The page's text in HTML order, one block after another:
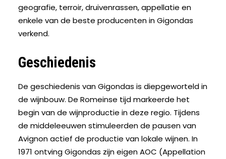
geografie, terroir, druivenrassen, appellatie en
enkele van de beste producenten in Gigondas
verkend.
Geschiedenis
De geschiedenis van Gigondas is diepgeworteld in
de wijnbouw. De Romeinse tijd markeerde het
begin van de wijnproductie in deze regio. Tijdens
de middeleeuwen stimuleerden de pausen van
Avignon actief de productie van lokale wijnen. In
1971 ontving Gigondas zijn eigen AOC (Appellation